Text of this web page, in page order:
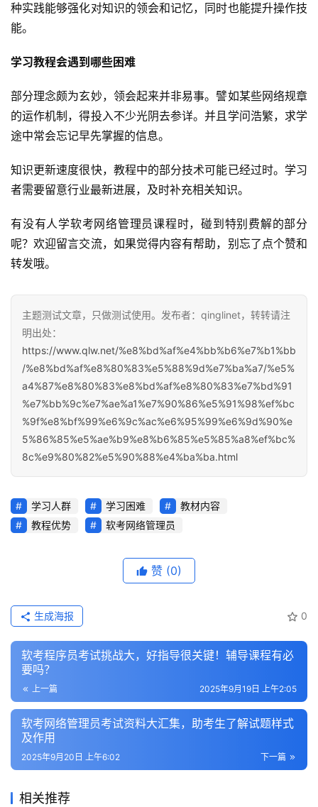
种实践能够强化对知识的领会和记忆，同时也能提升操作技
能。
学习教程会遇到哪些困难
部分理念颇为玄妙，领会起来并非易事。譬如某些网络规章
的运作机制，得投入不少光阴去参详。并且学问浩繁，求学
途中常会忘记早先掌握的信息。
知识更新速度很快，教程中的部分技术可能已经过时。学习
者需要留意行业最新进展，及时补充相关知识。
有没有人学软考网络管理员课程时，碰到特别费解的部分
呢？欢迎留言交流，如果觉得内容有帮助，别忘了点个赞和
转发哦。
主题测试文章，只做测试使用。发布者：qinglinet，转转请注
明出处：
https://www.qlw.net/%e8%bd%af%e4%bb%b6%e7%b1%bb
/%e8%bd%af%e8%80%83%e5%88%9d%e7%ba%a7/%e5%
a4%87%e8%80%83%e8%bd%af%e8%80%83%e7%bd%91
%e7%bb%9c%e7%ae%a1%e7%90%86%e5%91%98%ef%bc
%9f%e8%bf%99%e6%9c%ac%e6%95%99%e6%9d%90%e
5%86%85%e5%ae%b9%e8%b6%85%e5%85%a8%ef%bc%
8c%e9%80%82%e5%90%88%e4%ba%ba.html
学习人群 学习困难
教材内容
教程优势
软考网络管理员
赞 (0)
0
生成海报
软考程序员考试挑战大，好指导很关键！辅导课程有必
要吗？
上一篇 2025年9月19日 上午2:05
软考网络管理员考试资料大汇集，助考生了解试题样式
及作用
下一篇
2025年9月20日 上午6:02
相关推荐